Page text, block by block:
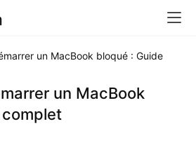
un MacBook bloqué : Guide
un MacBook